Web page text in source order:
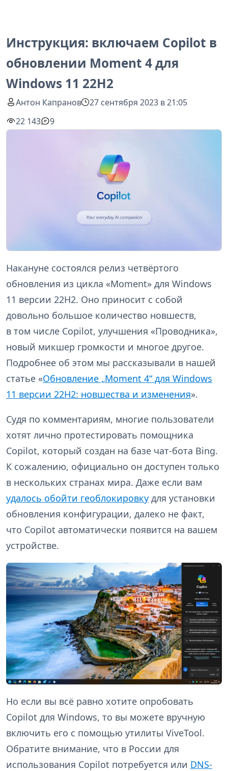
Инструкция: включаем Copilot в
обновлении Moment 4 для
Windows 11 22H2
Антон Капранов
27 сентября 2023 в 21:05
22 143
9
Накануне состоялся релиз четвёртого
обновления из цикла «Moment» для Windows
11 версии 22H2. Оно приносит с собой
довольно большое количество новшеств,
в том числе Copilot, улучшения «Проводника»,
новый микшер громкости и многое другое.
Подробнее об этом мы рассказывали в нашей
статье «Обновление „Moment 4“ для Windows
11 версии 22H2: новшества и изменения».
Судя по комментариям, многие пользователи
хотят лично протестировать помощника
Copilot, который создан на базе чат-бота Bing.
К сожалению, официально он доступен только
в нескольких странах мира. Даже если вам
удалось обойти геоблокировку для установки
обновления конфигурации, далеко не факт,
что Copilot автоматически появится на вашем
устройстве.
Но если вы всё равно хотите опробовать
Copilot для Windows, то вы можете вручную
включить его с помощью утилиты ViveTool.
Обратите внимание, что в России для
использования Copilot потребуется или DNS-